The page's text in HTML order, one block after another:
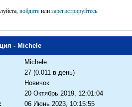
войдите или зарегистрируйтесь.
- Michele
Michele
27 (0.011 в день)
Новичок
20 Октябрь 2019, 12:01:04
06 Июнь 2023, 10:15:55